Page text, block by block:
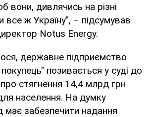
вони, дивлячись на різні
все ж Україну", – підсумував
Notus Energy.
державне підприємство
позивається у суді до
стягнення 14,4 млрд грн
населення. На думку
має забезпечити надання